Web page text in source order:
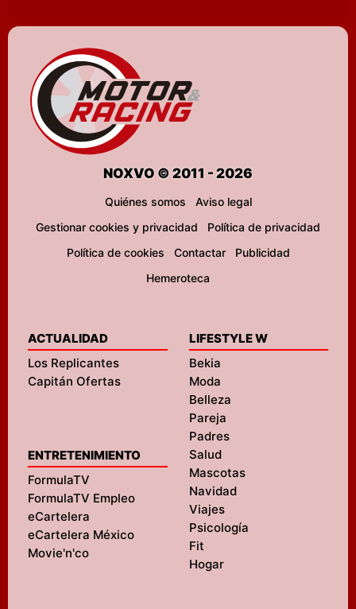
NOXVO © 2011 - 2026
Quiénes somos
Aviso legal
Gestionar cookies y privacidad
Política de privacidad
Política de cookies
Contactar
Publicidad
Hemeroteca
ACTUALIDAD
Los Replicantes
Capitán Ofertas
ENTRETENIMIENTO
FormulaTV
FormulaTV Empleo
eCartelera
eCartelera México
Movie'n'co
LIFESTYLE W
Bekia
Moda
Belleza
Pareja
Padres
Salud
Mascotas
Navidad
Viajes
Psicología
Fit
Hogar